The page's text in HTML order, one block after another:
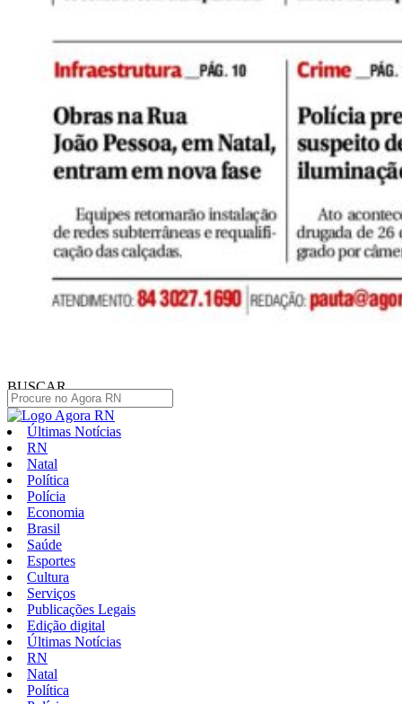
BUSCAR
Últimas Notícias
RN
Natal
Política
Polícia
Economia
Brasil
Saúde
Esportes
Cultura
Serviços
Publicações Legais
Edição digital
Últimas Notícias
RN
Natal
Política